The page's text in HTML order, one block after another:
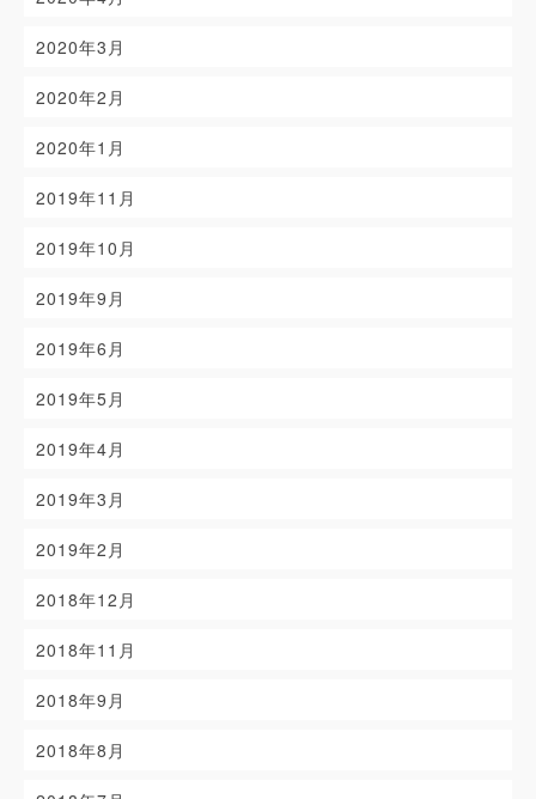
2020年3月
2020年2月
2020年1月
2019年11月
2019年10月
2019年9月
2019年6月
2019年5月
2019年4月
2019年3月
2019年2月
2018年12月
2018年11月
2018年9月
2018年8月